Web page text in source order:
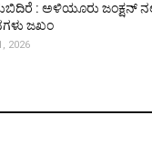
: ಅಳಿಯೂರು ಜಂಕ್ಷನ್
ಜಖಂ
2026